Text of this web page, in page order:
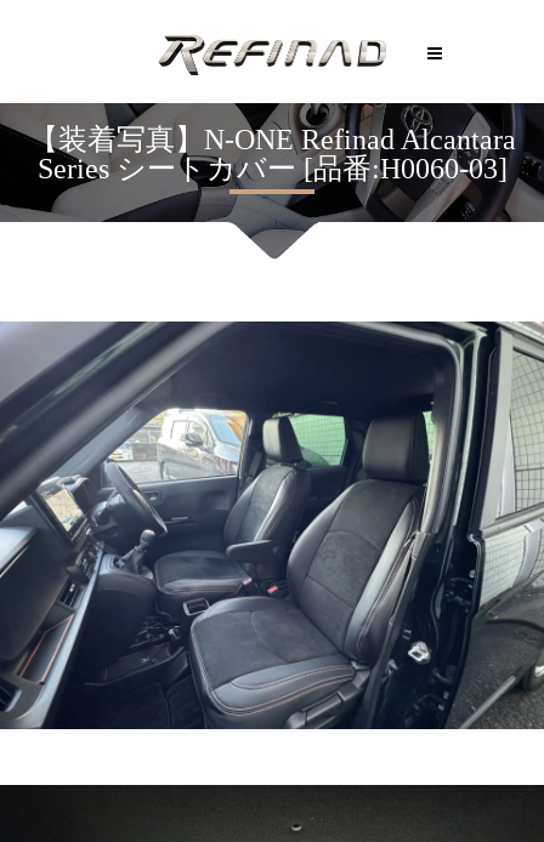
【装着写真】N-ONE Refinad Alcantara
Series シートカバー [品番:H0060-03]